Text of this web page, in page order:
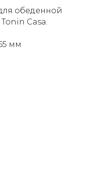
обеденной
Casa.
мм